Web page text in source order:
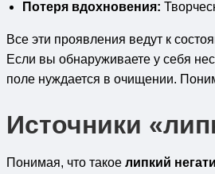
Потеря вдохновения:
Все эти проявления ведут к
Если вы обнаруживаете у себя
поле нуждается в очищении.
Источники
Понимая, что такое липкий